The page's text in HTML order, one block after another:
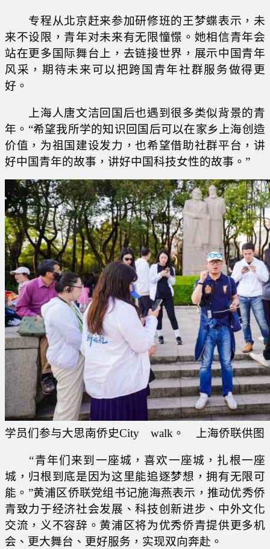
专程从北京赶来参加研修班的王梦蝶表示，未
来不设限，青年对未来有无限憧憬。她相信青年会
站在更多国际舞台上，去链接世界，展示中国青年
风采，期待未来可以把跨国青年社群服务做得更
好。
上海人唐文洁回国后也遇到很多类似背景的青
年。“希望我所学的知识回国后可以在家乡上海创造
价值，为祖国建设发力，也希望借助社群平台，讲
好中国青年的故事，讲好中国科技女性的故事。”
学员们参与大思南侨史City walk。 上海侨联供图
“青年们来到一座城，喜欢一座城，扎根一座
城，归根到底是因为这里能追逐梦想，拥有无限可
能。”黄浦区侨联党组书记施海燕表示，推动优秀侨
青致力于经济社会发展、科技创新进步、中外文化
交流，义不容辞。黄浦区将为优秀侨青提供更多机
会、更大舞台、更好服务，实现双向奔赴。